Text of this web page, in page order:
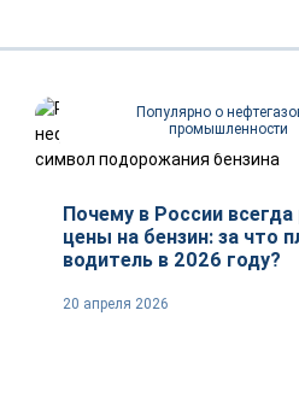
Популярно о
промышленности
Почему в России всегда
цены на бензин: за что
водитель в 2026 году?
20 апреля 2026